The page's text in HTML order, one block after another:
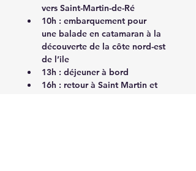
vers Saint-Martin-de-Ré
10h : embarquement pour
une balade en catamaran à la
découverte de la côte nord-est
de l’ile
13h : déjeuner à bord
16h : retour à Saint Martin et